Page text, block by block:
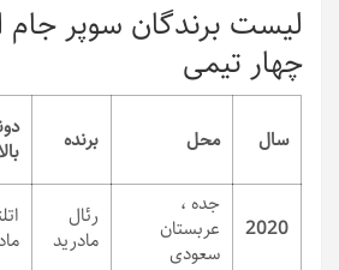
لیست برندگان سوپر جام
چهار تیمی
سال محل برنده
2020
جده ،
عربستان
سعودی
رئال
مادرید